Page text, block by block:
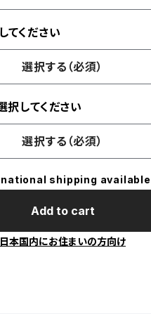
てください
選択する（必須）
択してください
選択する（必須）
shipping available
Add to cart
日本国内にお住まいの方向け